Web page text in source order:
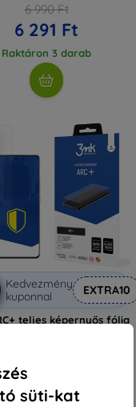
süti-kat
6 990 Ft
6 291 Ft
Raktáron 3 darab
Kedvezmény
kuponnal
EXTRA10
teljes képernyős fólia
3 591 Ft
> 5 darab